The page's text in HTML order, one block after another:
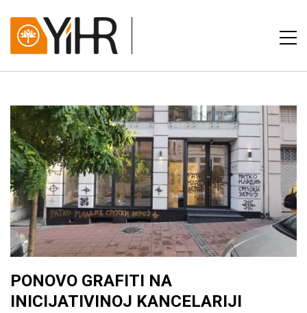
PONOVO GRAFITI NA
INICIJATIVINOJ KANCELARIJI